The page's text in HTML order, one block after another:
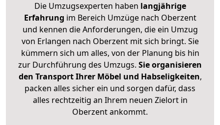
Die Umzugsexperten haben langjährige
Erfahrung im Bereich Umzüge nach Oberzent
und kennen die Anforderungen, die ein Umzug
von Erlangen nach Oberzent mit sich bringt. Sie
kümmern sich um alles, von der Planung bis hin
zur Durchführung des Umzugs. Sie organisieren
den Transport Ihrer Möbel und Habseligkeiten,
packen alles sicher ein und sorgen dafür, dass
alles rechtzeitig an Ihrem neuen Zielort in
Oberzent ankommt.